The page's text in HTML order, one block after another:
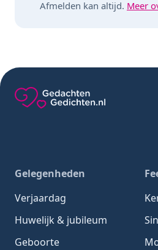
Afmelden kan altijd. Meer
Gelegenheden
Verjaardag
Huwelijk & jubileum
Geboorte